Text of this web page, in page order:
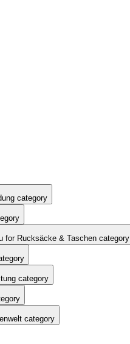
category
for Rucksäcke & Taschen category
category
category